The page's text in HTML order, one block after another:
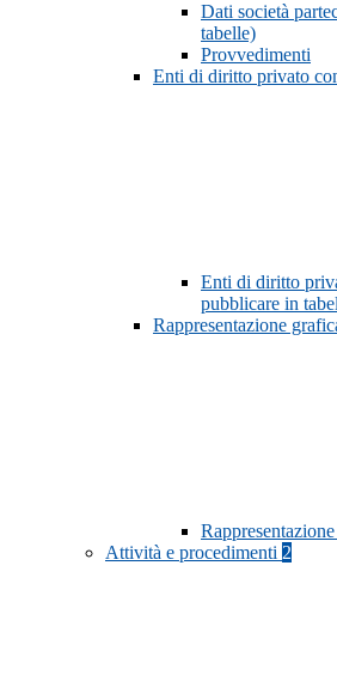
Dati società
tabelle)
Provvedimenti
Enti di diritto privato
Enti di diritto
pubblicare in
Rappresentazione
Attività e procedimenti 2